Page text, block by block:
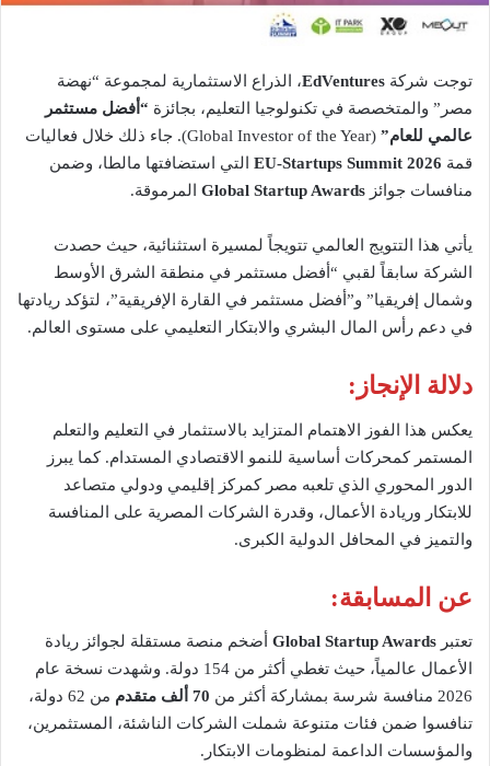
توجت شركة EdVentures، الذراع الاستثمارية لمجموعة “نهضة
مصر” والمتخصصة في تكنولوجيا التعليم، بجائزة “أفضل مستثمر
عالمي للعام”
(Global Investor of the Year). جاء ذلك خلال فعاليات
قمة EU-Startups Summit 2026 التي استضافتها مالطا، وضمن
منافسات جوائز Global Startup Awards المرموقة.
يأتي هذا التتويج العالمي تتويجاً لمسيرة استثنائية، حيث حصدت
الشركة سابقاً لقبي “أفضل مستثمر في منطقة الشرق الأوسط
وشمال إفريقيا” و”أفضل مستثمر في القارة الإفريقية”، لتؤكد ريادتها
في دعم رأس المال البشري والابتكار التعليمي على مستوى العالم.
دلالة الإنجاز:
يعكس هذا الفوز الاهتمام المتزايد بالاستثمار في التعليم والتعلم
المستمر كمحركات أساسية للنمو الاقتصادي المستدام. كما يبرز
الدور المحوري الذي تلعبه مصر كمركز إقليمي ودولي متصاعد
للابتكار وريادة الأعمال، وقدرة الشركات المصرية على المنافسة
والتميز في المحافل الدولية الكبرى.
عن المسابقة:
تعتبر Global Startup Awards أضخم منصة مستقلة لجوائز ريادة
الأعمال عالمياً، حيث تغطي أكثر من 154 دولة. وشهدت نسخة عام
2026 منافسة شرسة بمشاركة أكثر من
70 ألف متقدم
من 62 دولة،
تنافسوا ضمن فئات متنوعة شملت الشركات الناشئة، المستثمرين،
والمؤسسات الداعمة لمنظومات الابتكار.